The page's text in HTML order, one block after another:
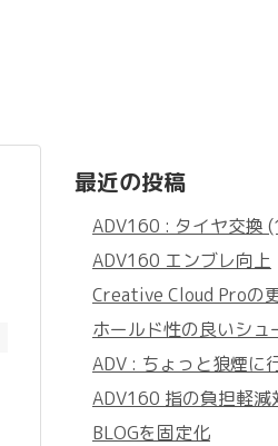
最近の投稿
ADV160 : タイヤ交換
ADV160 エンブレ向上
Creative Cloud Proの
ホールド性の良いシュ
ADV : ちょっと狼煙に
ADV160 指の負担軽減
BLOGを固定化